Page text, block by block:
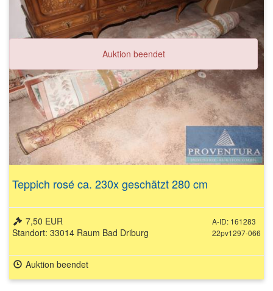
Auktion beendet
Teppich rosé ca. 230x geschätzt 280 cm
A-ID: 161283
22pv1297-066
7,50 EUR
Standort: 33014 Raum Bad Driburg
Auktion beendet